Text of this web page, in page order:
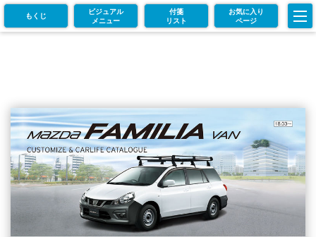
もくじ
ビジュアル
メニュー
付箋
リスト
お気に入り
ページ